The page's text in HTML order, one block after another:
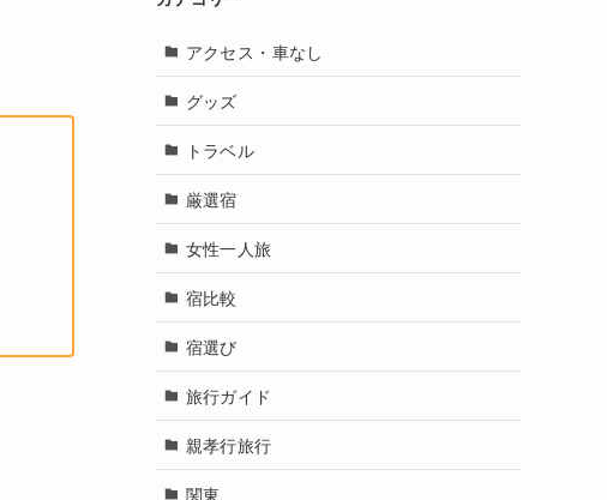
アクセス・車なし
グッズ
トラベル
厳選宿
女性一人旅
宿比較
宿選び
旅行ガイド
親孝行旅行
関東